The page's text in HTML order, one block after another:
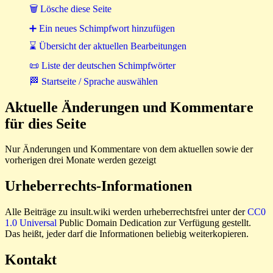
🗑 Lösche diese Seite
➕ Ein neues Schimpfwort hinzufügen
⌛ Übersicht der aktuellen Bearbeitungen
📜 Liste der deutschen Schimpfwörter
🏁 Startseite / Sprache auswählen
Aktuelle Änderungen und Kommentare
für dies Seite
Nur Änderungen und Kommentare von dem aktuellen sowie der
vorherigen drei Monate werden gezeigt
Urheberrechts-Informationen
Alle Beiträge zu insult.wiki werden urheberrechtsfrei unter derCC0
1.0 Universal Public Domain Dedication zur Verfügung gestellt.
Das heißt, jeder darf die Informationen beliebig weiterkopieren.
Kontakt